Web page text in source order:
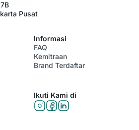
Pusat
Informasi
FAQ
Kemitraan
Brand Terdaftar
Ikuti Kami di